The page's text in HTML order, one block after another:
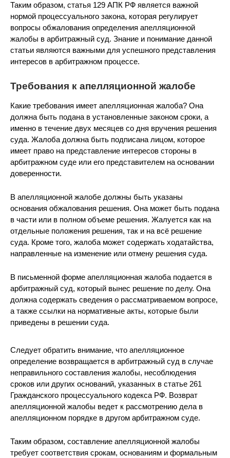
Таким образом, статья 129 АПК РФ является важной
нормой процессуального закона, которая регулирует
вопросы обжалования определения апелляционной
жалобы в арбитражный суд. Знание и понимание данной
статьи являются важными для успешного представления
интересов в арбитражном процессе.
Требования к апелляционной жалобе
Какие требования имеет апелляционная жалоба? Она
должна быть подана в установленные законом сроки, а
именно в течение двух месяцев со дня вручения решения
суда. Жалоба должна быть подписана лицом, которое
имеет право на представление интересов стороны в
арбитражном суде или его представителем на основании
доверенности.
В апелляционной жалобе должны быть указаны
основания обжалования решения. Она может быть подана
в части или в полном объеме решения. Жалуется как на
отдельные положения решения, так и на всё решение
суда. Кроме того, жалоба может содержать ходатайства,
направленные на изменение или отмену решения суда.
В письменной форме апелляционная жалоба подается в
арбитражный суд, который вынес решение по делу. Она
должна содержать сведения о рассматриваемом вопросе,
а также ссылки на нормативные акты, которые были
приведены в решении суда.
Следует обратить внимание, что апелляционное
определение возвращается в арбитражный суд в случае
неправильного составления жалобы, несоблюдения
сроков или других оснований, указанных в статье 261
Гражданского процессуального кодекса РФ. Возврат
апелляционной жалобы ведет к рассмотрению дела в
апелляционном порядке в другом арбитражном суде.
Таким образом, составление апелляционной жалобы
требует соответствия срокам, основаниям и формальным